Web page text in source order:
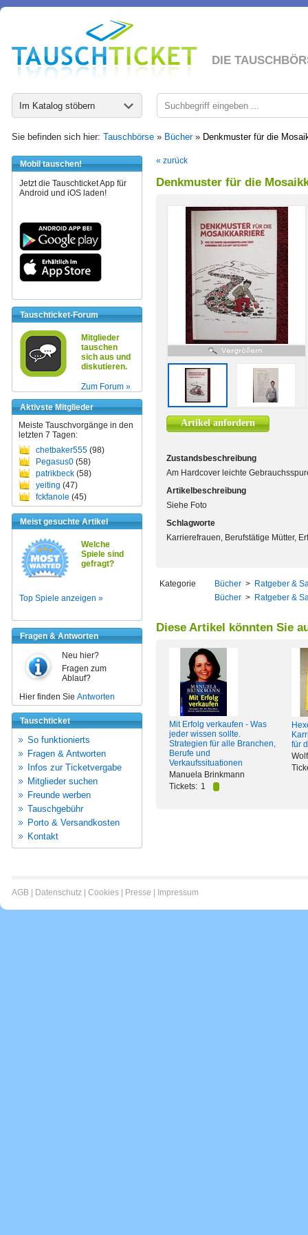
DIE
Im Katalog stöbern
Sie befinden sich hier: Tauschbörse » Bücher» Denkmuster für die
Mobil tauschen!
Jetzt die Tauschticket App für
Android und iOS laden!
Tauschticket-Forum
Mitglieder
tauschen
sich aus und
diskutieren.
Zum Forum »
Aktivste Mitglieder
Meiste Tauschvorgänge in den
letzten 7 Tagen:
chetbaker555 (98)
Pegasus0 (58)
patrikbeck (58)
yeiting (47)
fckfanole (45)
Meist gesuchte Artikel
Welche
Spiele sind
gefragt?
Top Spiele anzeigen »
Fragen & Antworten
Neu hier?
Fragen zum
Ablauf?
Hier finden Sie Antworten
Tauschticket
So funktionierts
Fragen & Antworten
Infos zur Ticketvergabe
Mitglieder suchen
Freunde werben
Tauschgebühr
Porto & Versandkosten
Kontakt
« zurück
Denkmuster für die
Artikel anfordern
Zustandsbeschreibung
Am Hardcover leichte
Artikelbeschreibung
Siehe Foto
Schlagworte
Karrierefrauen, Berufstätige Mütter,
Kategorie Bücher > Ratgeber &
Bücher > Ratgeber &
Diese Artikel könnten Sie
Mit Erfolg verkaufen - Was
jeder wissen sollte.
Strategien für alle Branchen,
Berufe und
Verkaufssituationen
Manuela Brinkmann
Tickets: 1
für
AGB Datenschutz Cookies Presse Impressum